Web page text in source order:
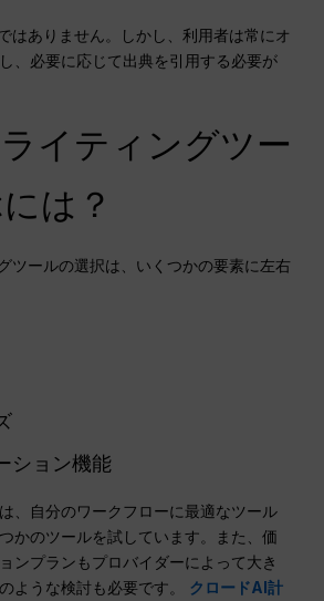
はありません。しかし、利用者は常にオ
、必要に応じて出典を引用する必要が
イティングツー
は？
ツールの選択は、いくつかの要素に左右
ション機能
、自分のワークフローに最適なツール
かのツールを試しています。また、価
ンプランもプロバイダーによって大き
ような検討も必要です。 クロードAI計